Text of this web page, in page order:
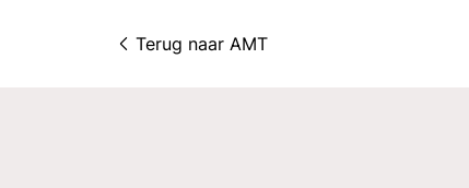
Terug naar AMT